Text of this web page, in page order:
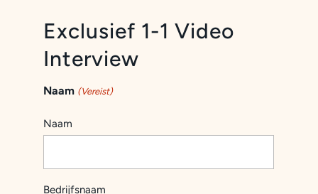
Exclusief 1-1 Video
Interview
Naam (Vereist)
Naam
Bedrijfsnaam